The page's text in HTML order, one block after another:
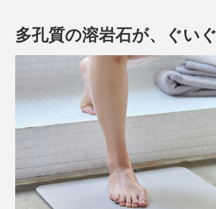
多孔質の溶岩石が、ぐい